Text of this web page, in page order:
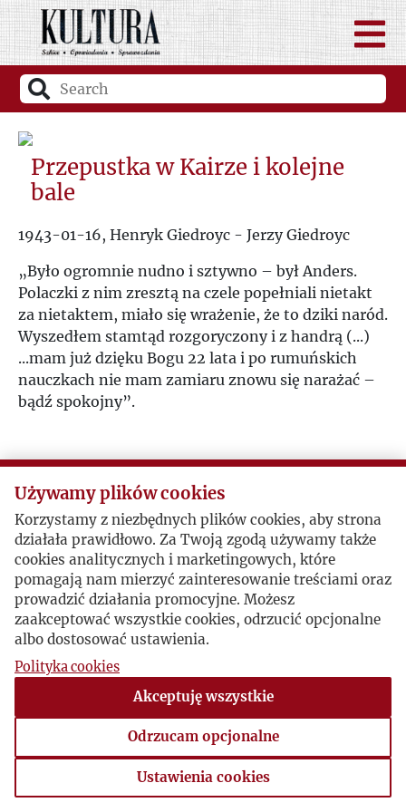
Przepustka w Kairze i kolejne
bale
1943-01-16, Henryk Giedroyc - Jerzy Giedroyc
„Było ogromnie nudno i sztywno – był Anders.
Polaczki z nim zresztą na czele popełniali nietakt
za nietaktem, miało się wrażenie, że to dziki naród.
Wyszedłem stamtąd rozgoryczony i z handrą (...)
...mam już dzięku Bogu 22 lata i po rumuńskich
nauczkach nie mam zamiaru znowu się narażać –
bądź spokojny”.
Używamy plików cookies
Korzystamy z niezbędnych plików cookies, aby strona
działała prawidłowo. Za Twoją zgodą używamy także
cookies analitycznych i marketingowych, które
pomagają nam mierzyć zainteresowanie treściami oraz
prowadzić działania promocyjne. Możesz
zaakceptować wszystkie cookies, odrzucić opcjonalne
albo dostosować ustawienia.
Polityka cookies
Akceptuję wszystkie
Odrzucam opcjonalne
Ustawienia cookies
Ustawienia cookies